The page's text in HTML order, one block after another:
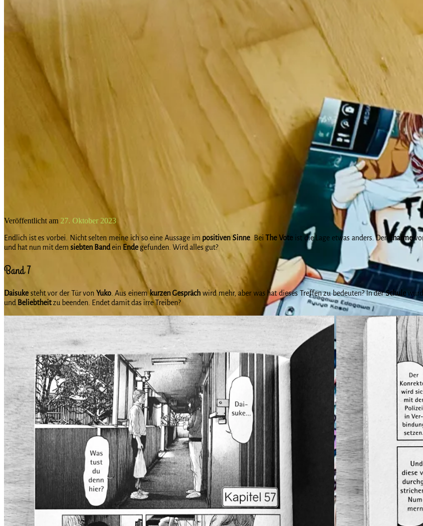
Veröffentlicht am 27. Oktober 2023
Endlich ist es vorbei. Nicht selten meine ich so eine Aussage im positiven Sinne. BeiThe Vote ist die Lage etwas anders. Der Charme
und hat nun mit dem siebten Bandein Endegefunden. Wird alles gut?
Band 7
Daisukesteht vor der Tür von Yuko. Aus einemkurzen Gespräch wird mehr, aber was hat dieses Treffen zu bedeuten? In derSchule
und Beliebtheitzu beenden. Endet damit das irre Treiben?